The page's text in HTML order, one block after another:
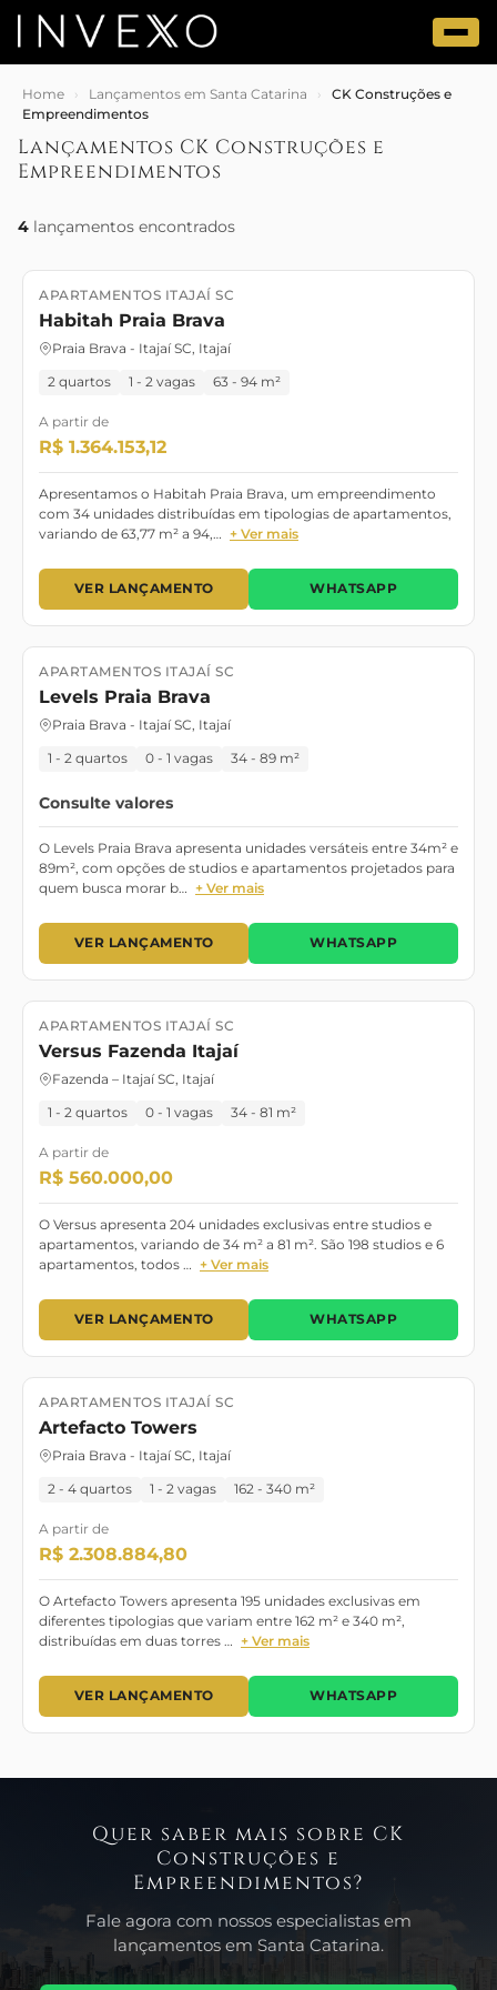
Home › Lançamentos em Santa Catarina ›
CK Construções e
Empreendimentos
Lançamentos CK Construções e
Empreendimentos
4 lançamentos encontrados
Lançamento DEZEMBRO/27
APARTAMENTOS ITAJAÍ SC
Habitah Praia Brava
Praia Brava - Itajaí SC, Itajaí
2 quartos 1 - 2 vagas 63 - 94 m²
A partir de
R$ 1.364.153,12
Apresentamos o Habitah Praia Brava, um empreendimento
com 34 unidades distribuídas em tipologias de apartamentos,
variando de 63,77 m² a 94,… + Ver mais
VER LANÇAMENTO WHATSAPP
Lançamento Lançamento
APARTAMENTOS ITAJAÍ SC
Levels Praia Brava
Praia Brava - Itajaí SC, Itajaí
1 - 2 quartos 0 - 1 vagas 34 - 89 m²
Consulte valores
O Levels Praia Brava apresenta unidades versáteis entre 34m² e
89m², com opções de studios e apartamentos projetados para
quem busca morar b… + Ver mais
VER LANÇAMENTO WHATSAPP
Lançamento Lançamento
APARTAMENTOS ITAJAÍ SC
Versus Fazenda Itajaí
Fazenda – Itajaí SC, Itajaí
1 - 2 quartos 0 - 1 vagas 34 - 81 m²
A partir de
R$ 560.000,00
O Versus apresenta 204 unidades exclusivas entre studios e
apartamentos, variando de 34 m² a 81 m². São 198 studios e 6
apartamentos, todos … + Ver mais
VER LANÇAMENTO WHATSAPP
Lançamento Dezembro/2026
APARTAMENTOS ITAJAÍ SC
Artefacto Towers
Praia Brava - Itajaí SC, Itajaí
2 - 4 quartos 1 - 2 vagas 162 - 340 m²
A partir de
R$ 2.308.884,80
O Artefacto Towers apresenta 195 unidades exclusivas em
diferentes tipologias que variam entre 162 m² e 340 m²,
distribuídas em duas torres … + Ver mais
VER LANÇAMENTO WHATSAPP
Quer saber mais sobre CK
Construções e
Empreendimentos?
Fale agora com nossos especialistas em
lançamentos em Santa Catarina.